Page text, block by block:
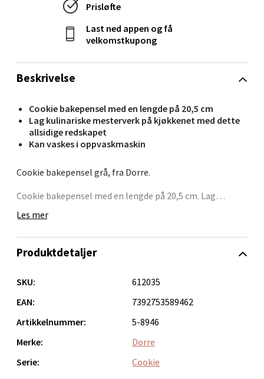
Beskrivelse
Cookie bakepensel med en lengde på 20,5 cm
Lag kulinariske mesterverk på kjøkkenet med dette
allsidige redskapet
Kan vaskes i oppvaskmaskin
Cookie bakepensel grå, fra Dorre.
Cookie bakepensel med en lengde på 20,5 cm. Lag
redskapet.
Les mer
Prisløfte
Last ned appen og få
velkomstkupong
Produktdetaljer
SKU:
612035
EAN:
7392753589462
Artikkelnummer:
5-8946
Merke:
Dorre
Serie:
Cookie
Narvik - Thon Senter Malmporten
Bolagsgata 1, 8514 Narvik
0 i butikk
Velg
Bergen - Oasen Senter
Folke Bernadottes vei 52, 5147 Fyllingsdalen
Åpent i dag 10-18
Oppdal - Aunasenteret
Aunasenteret, Sunndalsvegen 3, 7340 Oppdal